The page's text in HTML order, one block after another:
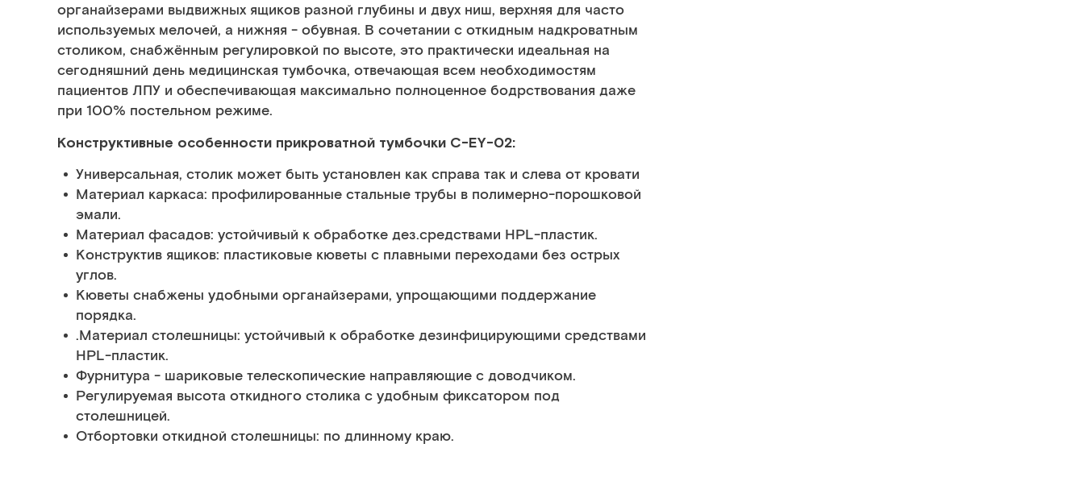
органайзерами выдвижных ящиков разной глубины и двух ниш, верхняя для часто
используемых мелочей, а нижняя - обувная. В сочетании с откидным надкроватным
столиком, снабжённым регулировкой по высоте, это практически идеальная на
сегодняшний день медицинская тумбочка, отвечающая всем необходимостям
пациентов ЛПУ и обеспечивающая максимально полноценное бодрствования даже
при 100% постельном режиме.
Конструктивные особенности прикроватной тумбочки C-EY-02:
Универсальная, столик может быть установлен как справа так и слева от кровати
Материал каркаса: профилированные стальные трубы в полимерно-порошковой
эмали.
Материал фасадов: устойчивый к обработке дез.средствами HPL-пластик.
Конструктив ящиков: пластиковые кюветы с плавными переходами без острых
углов.
Кюветы снабжены удобными органайзерами, упрощающими поддержание
порядка.
.Материал столешницы: устойчивый к обработке дезинфицирующими средствами
HPL-пластик.
Фурнитура - шариковые телескопические направляющие с доводчиком.
Регулируемая высота откидного столика с удобным фиксатором под
столешницей.
Отбортовки откидной столешницы: по длинному краю.